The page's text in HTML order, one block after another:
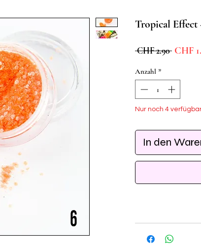
Tropical
CHF 2.90 CHF
Anzahl *
Nur noch 4
In den